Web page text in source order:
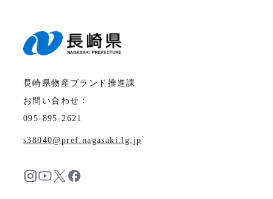
長崎県物産ブランド推進課
お問い合わせ：
095-895-2621
s38040 pref.nagasaki.lg.jp